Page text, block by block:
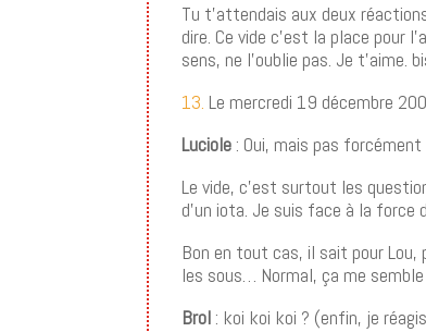
Tu t’attendais aux deux
dire. Ce vide c’est la place pour
sens, ne l’oublie pas. Je t’aime.
13. Le mercredi 19 décembre
Luciole : Oui, mais pas
Le vide, c’est surtout les
d’un iota. Je suis face à la force
Bon en tout cas, il sait pour Lou,
les sous… Normal, ça me
Brol : koi koi koi ? (enfin, je